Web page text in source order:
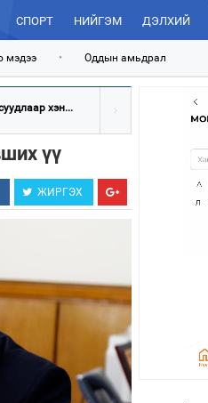
СПОРТ НИЙГЭМ ДЭЛХИЙ
мэдээ • Оддын амьдрал
хэн...
үү
ЖИРГЭХ